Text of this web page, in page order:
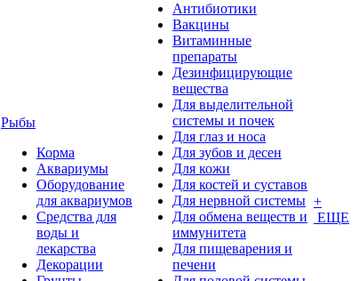
Рыбы
Корма
Аквариумы
Оборудование
для аквариумов
Средства для
воды и
лекарства
Декорации
Антибиотики
Вакцины
Витаминные
препараты
Дезинфицирующие
вещества
Для выделительной
системы и почек
Для глаз и носа
Для зубов и десен
Для кожи
Для костей и суставов
Для нервной системы
Для обмена веществ и
иммунитета
Для пищеварения и
печени
+
ЕЩЕ